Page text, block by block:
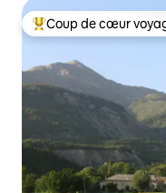
Coups de cœur
Coup de cœur